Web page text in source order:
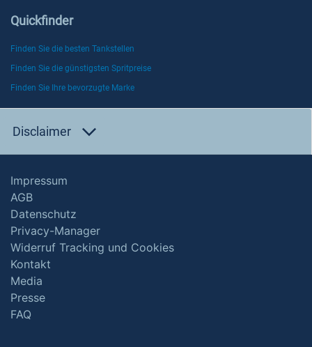
Quickfinder
Finden Sie die besten Tankstellen
Finden Sie die günstigsten Spritpreise
Finden Sie Ihre bevorzugte Marke
Disclaimer
Impressum
AGB
Datenschutz
Privacy-Manager
Widerruf Tracking und Cookies
Kontakt
Media
Presse
FAQ